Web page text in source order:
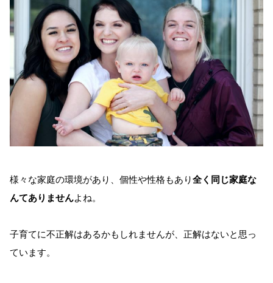
様々な家庭の環境があり、個性や性格もあり全く同じ家庭な
んてありませんよね。
子育てに不正解はあるかもしれませんが、正解はないと思っ
ています。